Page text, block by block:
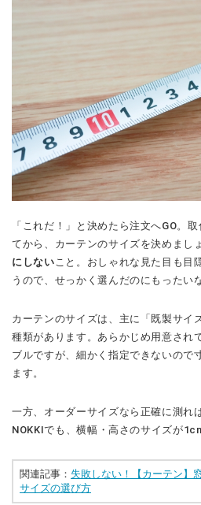
「これだ！」と決めたら注文へGO。
てから、カーテンのサイズを決めまし
にしないこと。おしゃれな見た目も目
うので、せっかく選んだのにもったい
カーテンのサイズは、主に「既製サイ
種類があります。あらかじめ用意され
ブルですが、細かく指定できないので
ます。
一方、オーダーサイズなら正確に測れ
NOKKIでも、横幅・高さのサイズが
関連記事： 失敗しない！【カーテン】
サイズの選び方